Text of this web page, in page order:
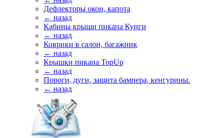
Дефлекторы окон, капота
← назад
Кабины крыши пикапа Кунги
← назад
Коврики в салон, багажник
← назад
Крышки пикапа TopUp
← назад
Пороги, дуги, защита бампера, кенгурины.
← назад